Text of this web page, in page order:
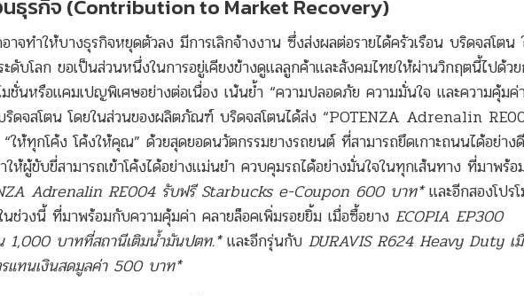
ธุรกิจ(Contribution to Market Recovery)
อาจทำให้บางธุรกิจหยุดตัวลง มีการเลิกจ้างงาน ซึ่งส่งผลต่อรายได้ครัวเรือน บริดจสโตน
ดับโลก ขอเป็นส่วนหนึ่งในการอยู่เคียงข้างดูแลลูกค้าและสังคมไทยให้ผ่านวิกฤตนี้ไปด้ว
ชั่นหรือแคมเปญพิเศษอย่างต่อเนื่อง เน้นย้ำ “ความปลอดภัย ความมั่นใจ และความคุ้มค่
ริดจสโตน โดยในส่วนของผลิตภัณฑ์ บริดจสโตนได้ส่ง “POTENZA Adrenalin
ห้ทุกโค้ง โค้งให้คุณ” ด้วยสุดยอดนวัตกรรมยางรถยนต์ ที่สามารถยึดเกาะถนนได้อย่าง
ผู้ขับขี่สามารถเข้าโค้งได้อย่างแม่นยำ ควบคุมรถได้อย่างมั่นใจในทุกเส้นทาง ที่มาพร้อ
Adrenalin RE004 รับฟรี Starbucks e-Coupon 600 บาท*และอีกสองโปร
ช่วงนี้ ที่มาพร้อมกับความคุ้มค่า คลายล็อคเพิ่มรอยยิ้ม เมื่อซื้อยาง ECOPIA EP300
1,000 บาทที่สถานีเติมน้ำมันปตท.*และอีกรุ่นกับ DURAVIS R624 Heavy Duty เ
แทนเงินสดมูลค่า 500 บาท*